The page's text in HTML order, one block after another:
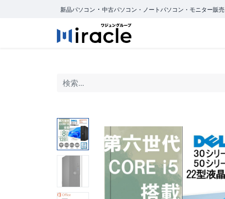
新品パソコン ・ 中古パソコン・ノートパソコン・モニター販売